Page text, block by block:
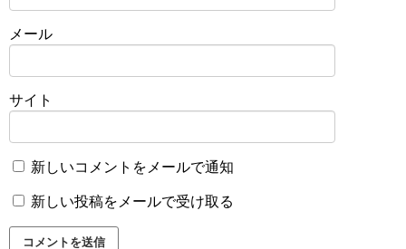
メール
サイト
新しいコメントをメールで通知
新しい投稿をメールで受け取る